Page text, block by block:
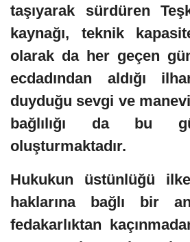
taşıyarak sürdüren
kaynağı, teknik
olarak da her geçen
ecdadından aldığı
duyduğu sevgi ve
bağlılığı da bu
oluşturmaktadır.
Hukukun üstünlüğü
haklarına bağlı bir
fedakarlıktan